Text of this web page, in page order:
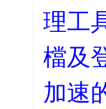
理工
檔及
加速